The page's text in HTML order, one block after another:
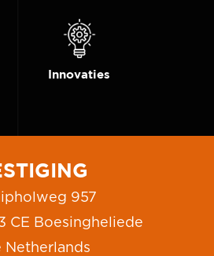
Innovaties
957
CE Boesingheliede
Netherlands